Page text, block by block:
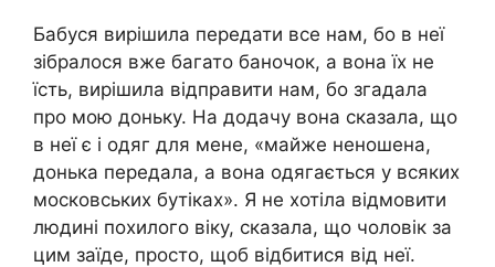
Бабуся вирішила передати все нам, бо в неї
зібралося вже багато баночок, а вона їх не
їсть, вирішила відправити нам, бо згадала
про мою доньку. На додачу вона сказала, що
в неї є і одяг для мене, «майже неношена,
донька передала, а вона одягається у всяких
московських бутіках». Я не хотіла відмовити
людині похилого віку, сказала, що чоловік за
цим заїде, просто, щоб відбитися від неї.